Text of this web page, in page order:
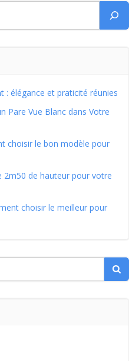
: élégance et praticité réunies
Pare Vue Blanc dans Votre
choisir le bon modèle pour
2m50 de hauteur pour votre
choisir le meilleur pour